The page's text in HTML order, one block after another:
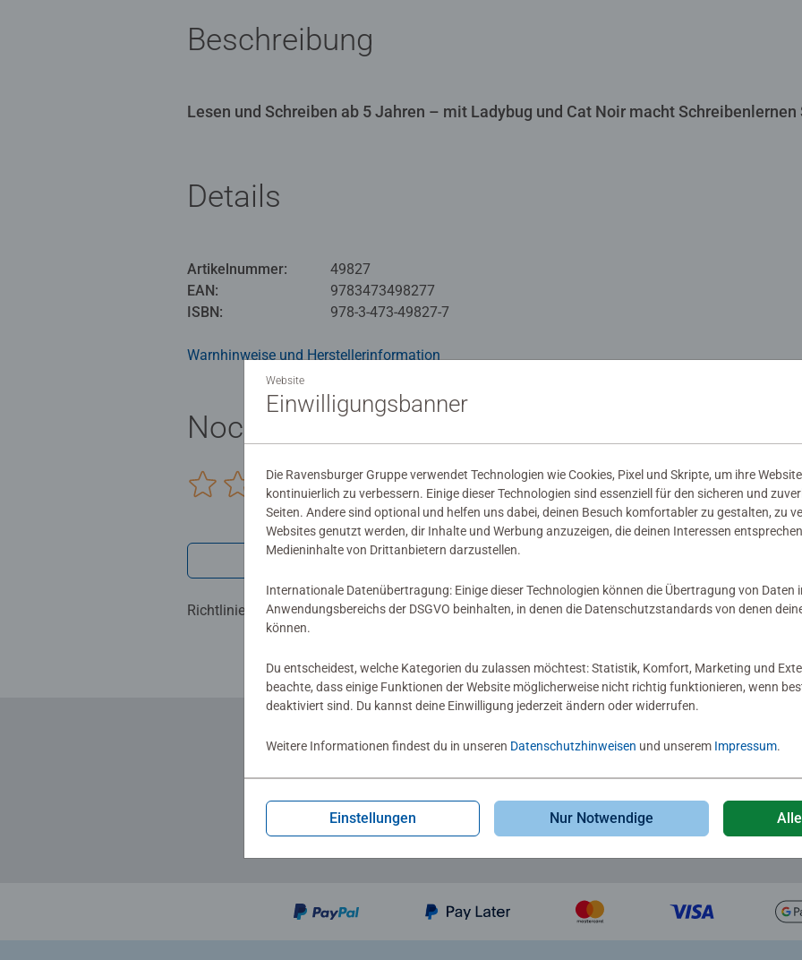
Beschreibung
Lesen und Schreiben ab 5 Jahren – mit Ladybug und Cat Noir macht Schreibenlernen
Details
Artikelnummer:
49827
EAN:
9783473498277
ISBN:
978-3-473-49827-7
Warnhinweise und Herstellerinformation
Noch keine Bewertungen abgegeben
0/0
Verfasse eine Bewertung
Richtlinien für Bewertungen
Zum Newsletter anmelden
... und 5 € Gutschein sichern!
Website
Einwilligungsbanner
Die Ravensburger Gruppe verwendet Technologien wie Cookies, Pixel und Skripte, um ihre
kontinuierlich zu verbessern. Einige dieser Technologien sind essenziell für den sicheren und
Seiten. Andere sind optional und helfen uns dabei, deinen Besuch komfortabler zu gestalten, zu
Websites genutzt werden, dir Inhalte und Werbung anzuzeigen, die deinen Interessen
Medieninhalte von Drittanbietern darzustellen.
Internationale Datenübertragung: Einige dieser Technologien können die Übertragung von Daten
Anwendungsbereichs der DSGVO beinhalten, in denen die Datenschutzstandards von denen
können.
Du entscheidest, welche Kategorien du zulassen möchtest: Statistik, Komfort, Marketing und
beachte, dass einige Funktionen der Website möglicherweise nicht richtig funktionieren, wenn
deaktiviert sind. Du kannst deine Einwilligung jederzeit ändern oder widerrufen.
Weitere Informationen findest du in unseren Datenschutzhinweisen und unserem Impressum.
Einstellungen Nur Notwendige